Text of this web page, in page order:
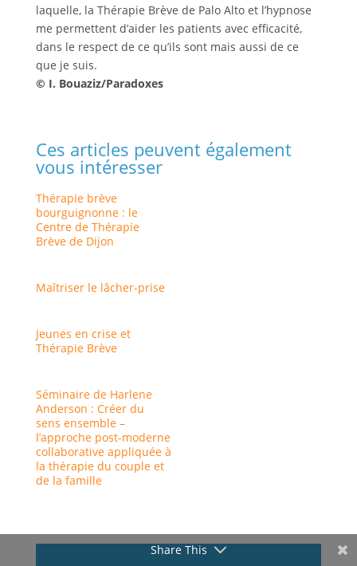
laquelle, la Thérapie Brève de Palo Alto et l’hypnose
me permettent d’aider les patients avec efficacité,
dans le respect de ce qu’ils sont mais aussi de ce
que je suis.
© I. Bouaziz/Paradoxes
Ces articles peuvent également
vous intéresser
Thérapie brève
bourguignonne : le
Centre de Thérapie
Brève de Dijon
Maîtriser le lâcher-prise
Jeunes en crise et
Thérapie Brève
Séminaire de Harlene
Anderson : Créer du
sens ensemble –
l’approche post-moderne
collaborative appliquée à
la thérapie du couple et
de la famille
Share This